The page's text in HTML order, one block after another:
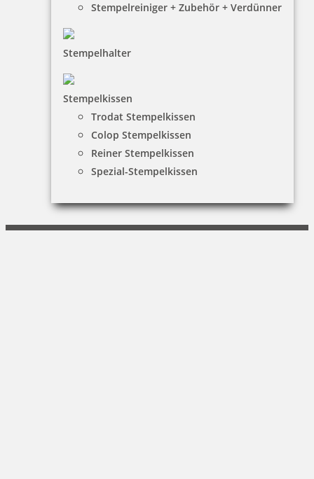
Stempelreiniger + Zubehör + Verdünner
Stempelhalter
Stempelkissen
Trodat Stempelkissen
Colop Stempelkissen
Reiner Stempelkissen
Spezial-Stempelkissen
KUNDENBEREICH
Warenkorb
Kundenservice
Inhaber: Michael Gottwaldt
089 - 307 68 968